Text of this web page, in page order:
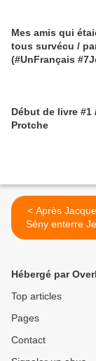
Mes amis qui
tous survécu /
(#UnFrançais
Début de livre #1
Protche
< Après Jacques Villeret,
Sény enterre
Vergne
Hébergé par
Top articles
Pages
Contact